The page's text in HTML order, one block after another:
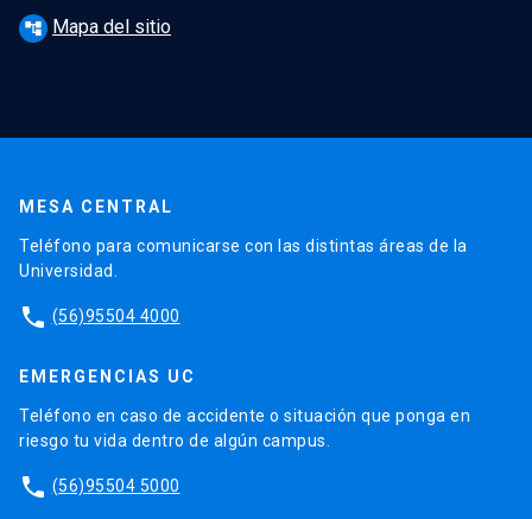
account_tree Mapa del sitio
MESA CENTRAL
Teléfono para comunicarse con las distintas áreas de la
Universidad.
phone (56)95504 4000
EMERGENCIAS UC
Teléfono en caso de accidente o situación que ponga en
riesgo tu vida dentro de algún campus.
phone (56)95504 5000